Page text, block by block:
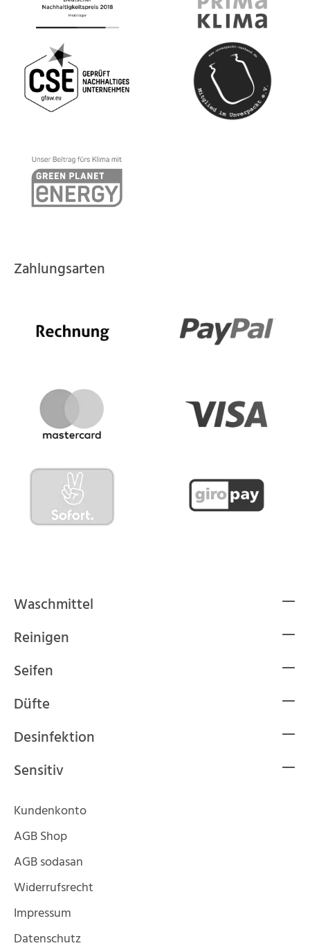
Zahlungsarten
Waschmittel
Reinigen
Seifen
Düfte
Desinfektion
Sensitiv
Kundenkonto
AGB Shop
AGB sodasan
Widerrufsrecht
Impressum
Datenschutz